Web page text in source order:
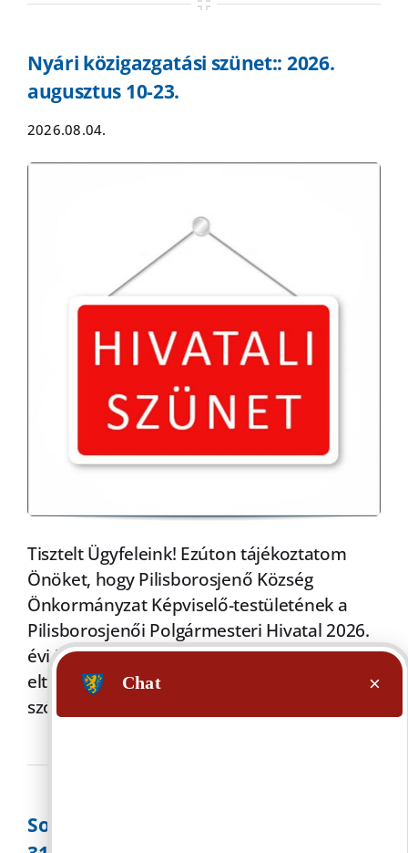
Nyári közigazgatási szünet:: 2026.
augusztus 10-23.
2026.08.04.
Tisztelt Ügyfeleink! Ezúton tájékoztatom
Önöket, hogy Pilisborosjenő Község
Önkormányzat Képviselő-testületének a
Pilisborosjenői Polgármesteri Hivatal 2026.
évi igazgatási szüneteinek és a szokásostól
eltérő munkarendjének elrendeléséről
szóló 16/2025.
Soron kívüli testületi ülés – 2026. július